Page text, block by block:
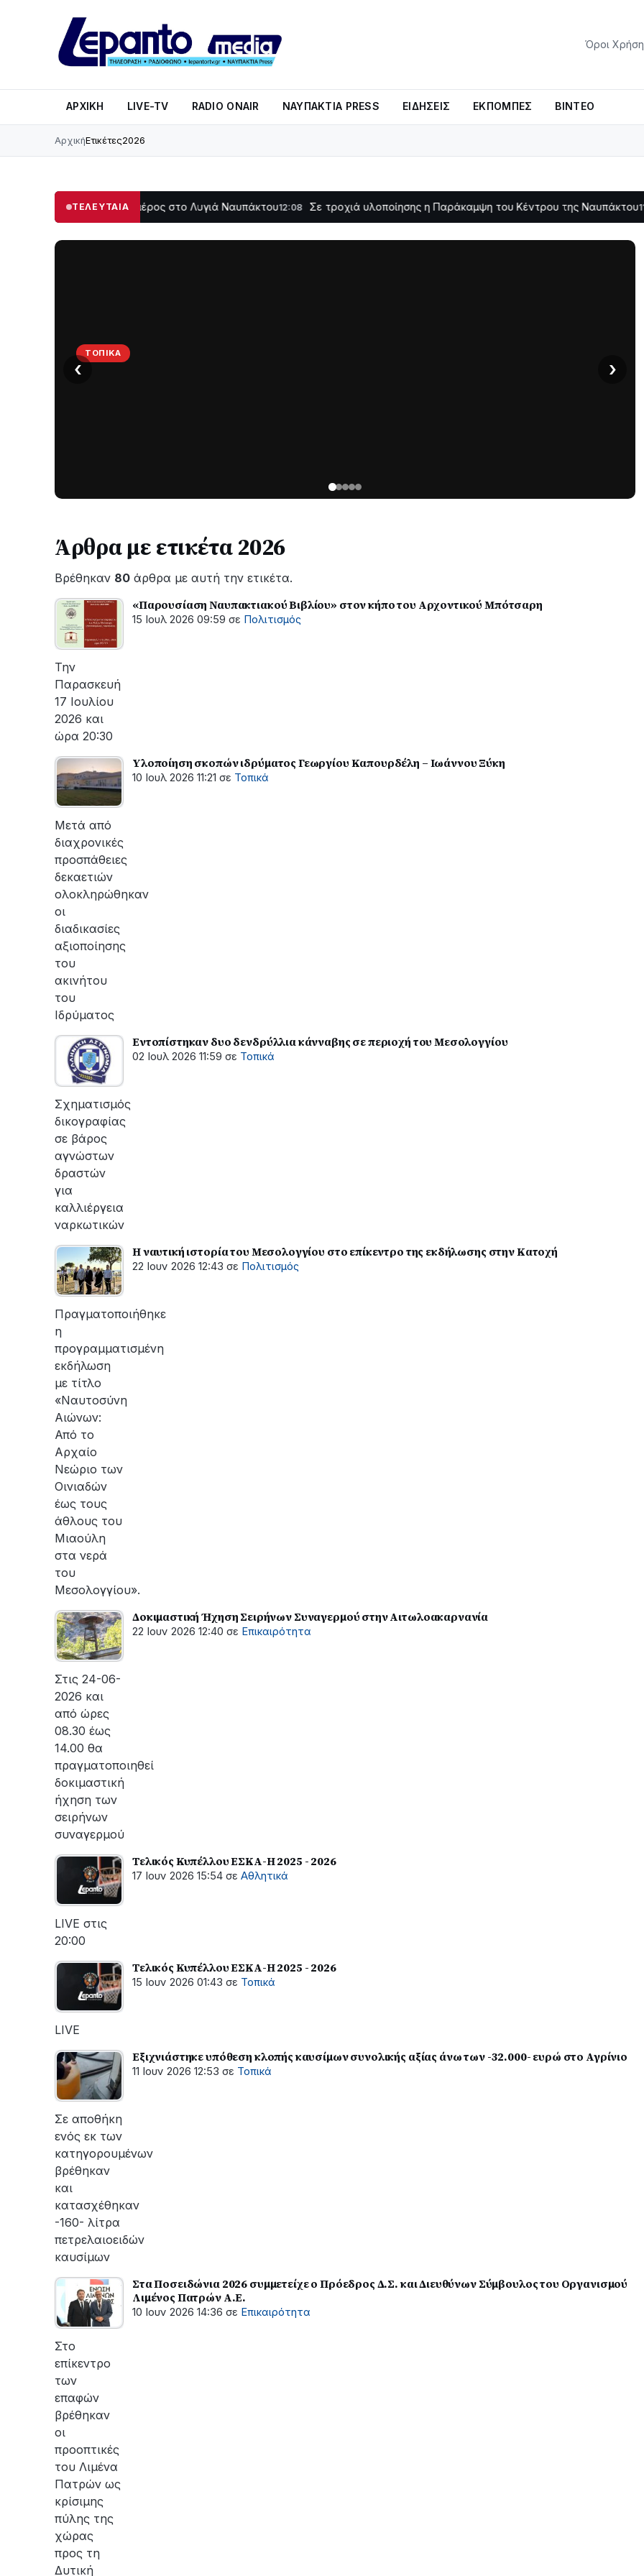
Όροι
ΑΡΧΙΚΉ LIVE-TV RADIO ONAIR ΝΑΥΠΑΚΤΊΑ PRESS ΕΙΔΉΣΕΙΣ ΕΚΠΟΜΠΈΣ ΒΊΝΤΕΟ
ΑρχικήΕτικέτες2026
ΤΕΛΕΥΤΑΙΑ
μεγάλο μέρος στο Λυγιά Ναυπάκτου12:08 Σε τροχιά υλοποίησης η Παράκαμψη του Κέντρου της Ναυπάκτου11:11 Σε
ΤΟΠΙΚΆ
Στο
Λυγιά
περιοχές
περίπου
ώρες
–
εξέλιξη
οι
ΔΕΔΔΗΕ
για
την
αποκατάσταση
της
βλάβης
‹ ›
Άρθρα με ετικέτα 2026
Βρέθηκαν 80 άρθρα με αυτή την ετικέτα.
«Παρουσίαση Ναυπακτιακού Βιβλίου» στον κήπο του Αρχοντικού Μπότσαρη
15 Ιουλ 2026 09:59 σε Πολιτισμός
Την
Παρασκευή
17 Ιουλίου
2026 και
ώρα 20:30
Υλοποίηση σκοπών ιδρύματος Γεωργίου Καπουρδέλη – Ιωάννου Ξύκη
10 Ιουλ 2026 11:21 σε Τοπικά
Μετά από
διαχρονικές
προσπάθειες
δεκαετιών
ολοκληρώθηκαν
οι
διαδικασίες
αξιοποίησης
του
ακινήτου
του
Ιδρύματος
Εντοπίστηκαν δυο δενδρύλλια κάνναβης σε περιοχή του Μεσολογγίου
02 Ιουλ 2026 11:59 σε Τοπικά
Σχηματισμός
δικογραφίας
σε βάρος
αγνώστων
δραστών
για
καλλιέργεια
ναρκωτικών
Η ναυτική ιστορία του Μεσολογγίου στο επίκεντρο της εκδήλωσης στην Κατοχή
22 Ιουν 2026 12:43 σε Πολιτισμός
Πραγματοποιήθηκε
η
προγραμματισμένη
εκδήλωση
με τίτλο
«Ναυτοσύνη
Αιώνων:
Από το
Αρχαίο
Νεώριο των
Οινιαδών
έως τους
άθλους του
Μιαούλη
στα νερά
του
Μεσολογγίου».
Δοκιμαστική Ήχηση Σειρήνων Συναγερμού στην Αιτωλοακαρνανία
22 Ιουν 2026 12:40 σε Επικαιρότητα
Στις 24-06-
2026 και
από ώρες
08.30 έως
14.00 θα
πραγματοποιηθεί
δοκιμαστική
ήχηση των
σειρήνων
συναγερμού
Τελικός Κυπέλλου ΕΣΚΑ-Η 2025 - 2026
17 Ιουν 2026 15:54 σε Αθλητικά
LIVE στις
20:00
Τελικός Κυπέλλου ΕΣΚΑ-Η 2025 - 2026
15 Ιουν 2026 01:43 σε Τοπικά
LIVE
Εξιχνιάστηκε υπόθεση κλοπής καυσίμων συνολικής αξίας άνω των -32.000- ευρώ στο Αγρίνιο
11 Ιουν 2026 12:53 σε Τοπικά
Σε αποθήκη
ενός εκ των
κατηγορουμένων
βρέθηκαν
και
κατασχέθηκαν
-160- λίτρα
πετρελαιοειδών
καυσίμων
Στα Ποσειδώνια 2026 συμμετείχε ο Πρόεδρος Δ.Σ. και Διευθύνων Σύμβουλος του Οργανισμού
Λιμένος Πατρών Α.Ε.
10 Ιουν 2026 14:36 σε Επικαιρότητα
Στο
επίκεντρο
των
επαφών
βρέθηκαν
οι
προοπτικές
του Λιμένα
Πατρών ως
κρίσιμης
πύλης της
χώρας
προς τη
Δυτική